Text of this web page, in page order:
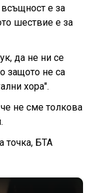
е за
шествие е за
да не ни се
защото не са
хора".
не сме толкова
точка, БТА